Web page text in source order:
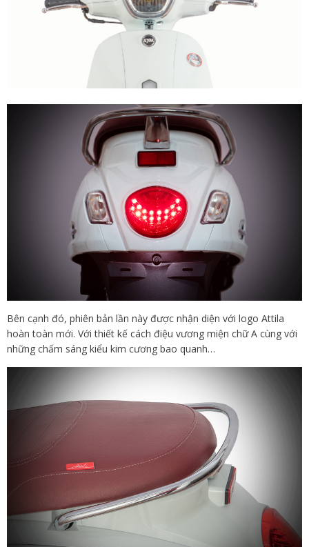
Bên cạnh đó, phiên bản lần này được nhận diện với logo Attila
hoàn toàn mới. Với thiết kế cách điệu vương miện chữ A cùng với
những chấm sáng kiểu kim cương bao quanh…